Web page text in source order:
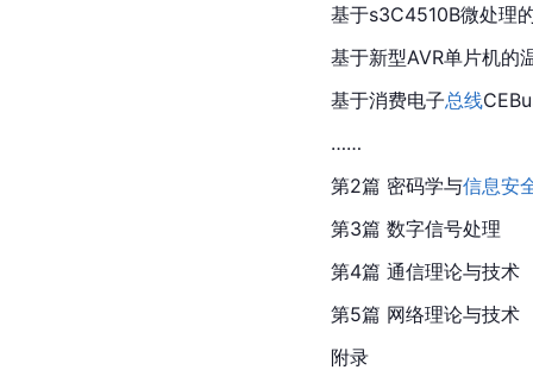
基于s3C4510B微处理
基于新型AVR单片机的
基于消费电子总线
……
第2篇 密码学与信息安
第3篇 数字信号处理
第4篇 通信理论与技术
第5篇 网络理论与技术
附录